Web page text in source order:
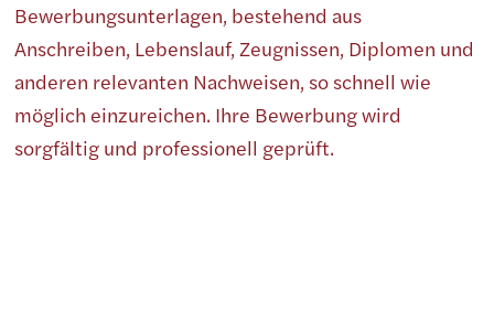
Bewerbungsunterlagen, bestehend aus
Anschreiben, Lebenslauf, Zeugnissen, Diplomen und
anderen relevanten Nachweisen, so schnell wie
möglich einzureichen. Ihre Bewerbung wird
sorgfältig und professionell geprüft.